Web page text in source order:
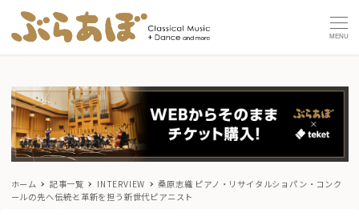
MENU
ホーム 記事一覧 INTERVIEW 桑原志織 ピアノ・リサイタルショパン・コンク
ールの先へ―――伝統と革新を担う新世代ピアニスト